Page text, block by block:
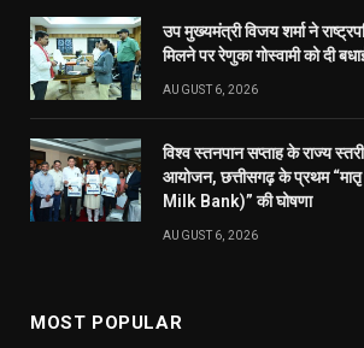
उप मुख्यमंत्री विजय शर्मा ने
मिलने पर रेणुका गोस्वामी को दी
AUGUST 6, 2026
विश्व स्तनपान सप्ताह के राज्य
आयोजन, छत्तीसगढ़ के प्रथम
Milk Bank)” की घोषणा
AUGUST 6, 2026
MOST POPULAR